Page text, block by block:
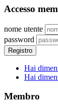
Accesso
nome utente
password
Registro
Hai
Hai
Membro